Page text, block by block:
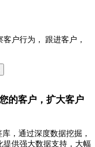
户行为， 跟进客户，
的客户，扩大客户
，通过深度数据挖掘，
提供强大数据支持，大幅